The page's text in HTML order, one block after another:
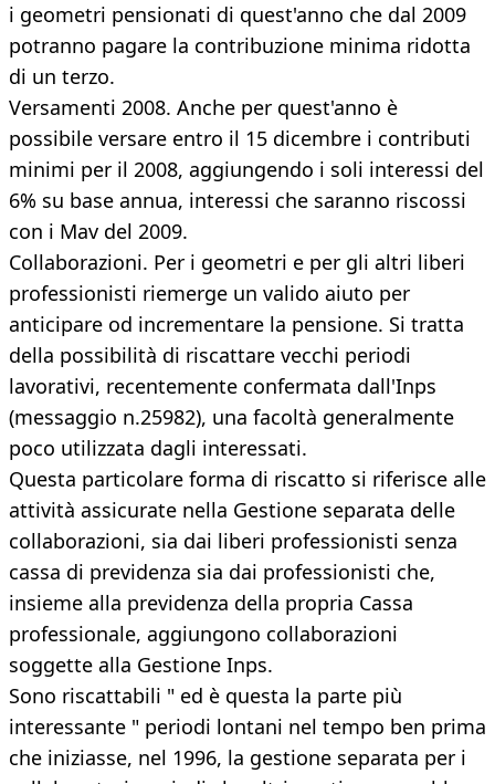
i geometri pensionati di quest'anno che dal 2009
potranno pagare la contribuzione minima ridotta
di un terzo.
Versamenti 2008. Anche per quest'anno è
possibile versare entro il 15 dicembre i contributi
minimi per il 2008, aggiungendo i soli interessi del
6% su base annua, interessi che saranno riscossi
con i Mav del 2009.
Collaborazioni. Per i geometri e per gli altri liberi
professionisti riemerge un valido aiuto per
anticipare od incrementare la pensione. Si tratta
della possibilità di riscattare vecchi periodi
lavorativi, recentemente confermata dall'Inps
(messaggio n.25982), una facoltà generalmente
poco utilizzata dagli interessati.
Questa particolare forma di riscatto si riferisce alle
attività assicurate nella Gestione separata delle
collaborazioni, sia dai liberi professionisti senza
cassa di previdenza sia dai professionisti che,
insieme alla previdenza della propria Cassa
professionale, aggiungono collaborazioni
soggette alla Gestione Inps.
Sono riscattabili " ed è questa la parte più
interessante " periodi lontani nel tempo ben prima
che iniziasse, nel 1996, la gestione separata per i